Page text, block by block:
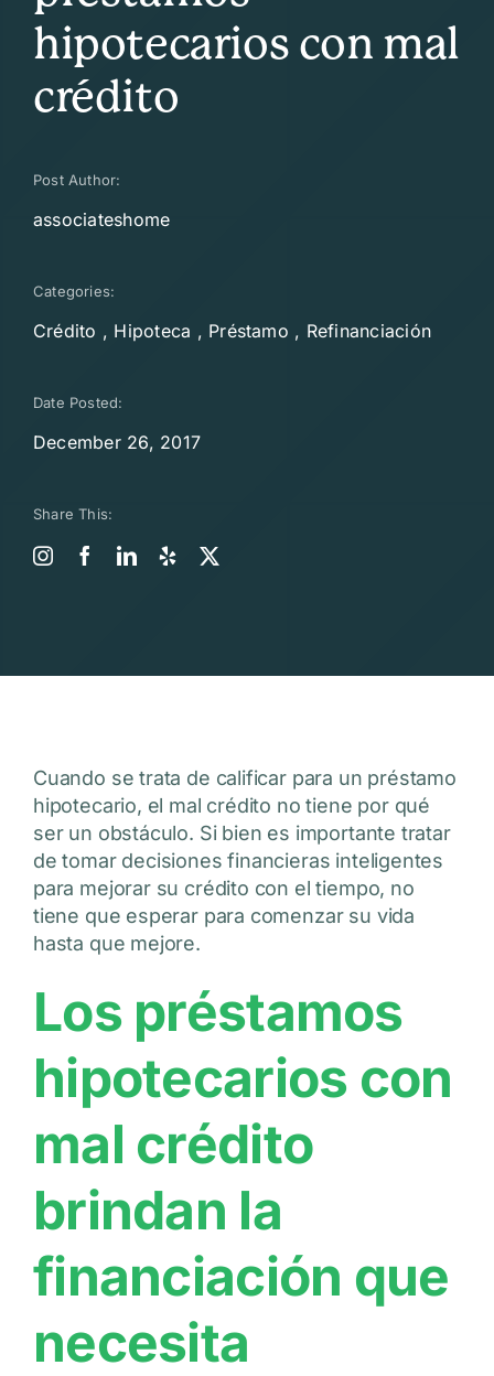
hipotecarios con mal
crédito
Post Author:
associateshome
Categories:
Crédito , Hipoteca , Préstamo , Refinanciación
Date Posted:
December 26, 2017
Share This:
Cuando se trata de calificar para un préstamo
hipotecario, el mal crédito no tiene por qué
ser un obstáculo. Si bien es importante tratar
de tomar decisiones financieras inteligentes
para mejorar su crédito con el tiempo, no
tiene que esperar para comenzar su vida
hasta que mejore.
Los préstamos
hipotecarios con
mal crédito
brindan la
financiación que
necesita